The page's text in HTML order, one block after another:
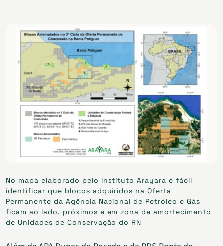
No mapa elaborado pelo Instituto Arayara é fácil
identificar que blocos adquiridos na Oferta
Permanente da Agência Nacional de Petróleo e Gás
ficam ao lado, próximos e em zona de amortecimento
de Unidades de Conservação do RN